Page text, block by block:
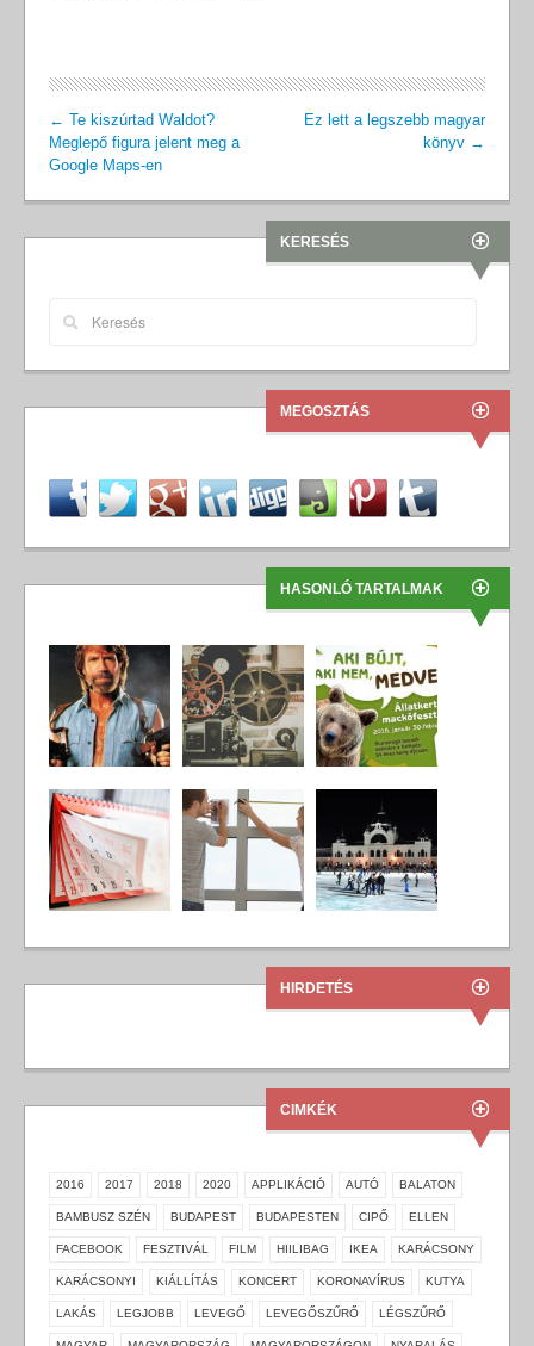
← Te kiszúrtad Waldot?
Meglepő figura jelent meg a
Google Maps-en
Ez lett a legszebb magyar
könyv →
KERESÉS
MEGOSZTÁS
HASONLÓ TARTALMAK
HIRDETÉS
CIMKÉK
2016 2017 2018 2020 APPLIKÁCIÓ AUTÓ BALATON
BAMBUSZ SZÉN BUDAPEST BUDAPESTEN CIPŐ ELLEN
FACEBOOK FESZTIVÁL FILM HIILIBAG IKEA KARÁCSONY
KARÁCSONYI KIÁLLÍTÁS KONCERT KORONAVÍRUS KUTYA
LAKÁS LEGJOBB LEVEGŐ LEVEGŐSZŰRŐ LÉGSZŰRŐ